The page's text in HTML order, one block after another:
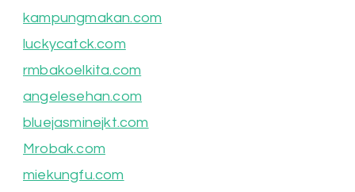
kampungmakan.com
luckycatck.com
rmbakoelkita.com
angelesehan.com
bluejasminejkt.com
Mrobak.com
miekungfu.com